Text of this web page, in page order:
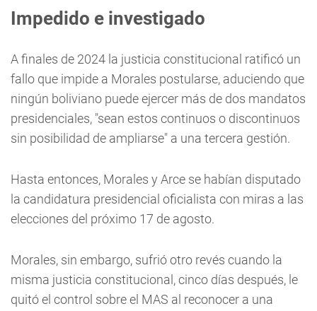
Impedido e investigado
A finales de 2024 la justicia constitucional ratificó un
fallo que impide a Morales postularse, aduciendo que
ningún boliviano puede ejercer más de dos mandatos
presidenciales, "sean estos continuos o discontinuos
sin posibilidad de ampliarse" a una tercera gestión.
Hasta entonces, Morales y Arce se habían disputado
la candidatura presidencial oficialista con miras a las
elecciones del próximo 17 de agosto.
Morales, sin embargo, sufrió otro revés cuando la
misma justicia constitucional, cinco días después, le
quitó el control sobre el MAS al reconocer a una